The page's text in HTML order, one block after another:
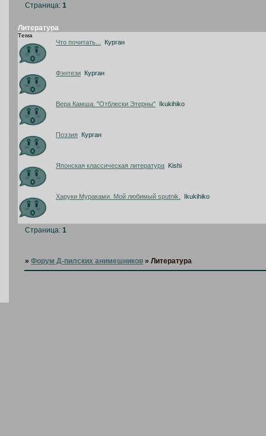
Литература
Страница:1
Тема
Что почитать... Курган
Фэнтези Курган
Вера Камша. "Отблески Этерны" Ikukihiko
Поэзия Курган
Японская классическая литература Kishi
Харуки Мураками. Мой любимый sputnik. Ikukihiko
Страница:1
»Форум Д-пилских анимешников »Литература